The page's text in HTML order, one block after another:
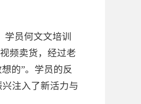
员何文文培训
频卖货，经过老
的”。学员的反
注入了新活力与